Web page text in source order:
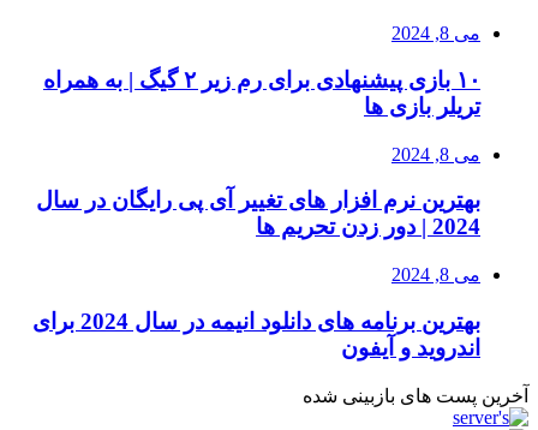
می 8, 2024
۱۰ بازی پیشنهادی برای رم زیر ۲ گیگ | به همراه
تریلر بازی ها
می 8, 2024
بهترین نرم افزار های تغییر آی پی رایگان در سال
2024 | دور زدن تحریم ها
می 8, 2024
بهترین برنامه های دانلود انیمه در سال 2024 برای
اندروید و آیفون
آخرین پست های بازبینی شده